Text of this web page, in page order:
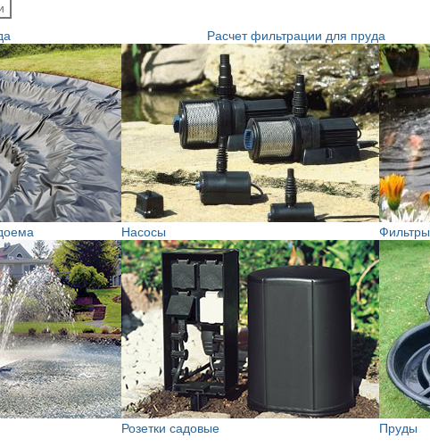
Расчет фильтрации для пруда
Насосы Фильтры
Розетки садовые Пруды